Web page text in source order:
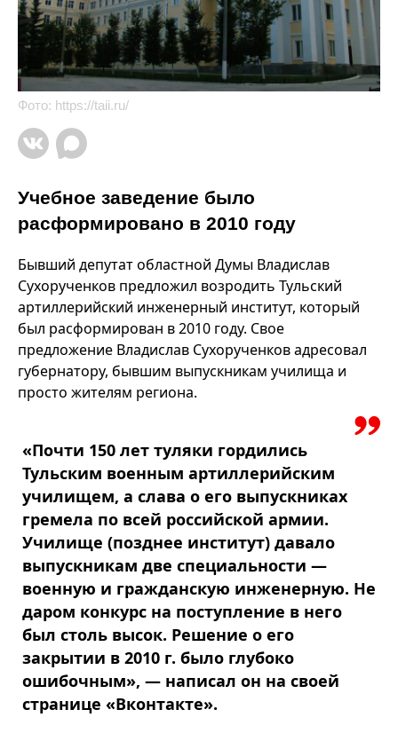
Фото: https://taii.ru/
Учебное заведение было
расформировано в 2010 году
Бывший депутат областной Думы Владислав
Сухорученков предложил возродить Тульский
артиллерийский инженерный институт, который
был расформирован в 2010 году. Свое
предложение Владислав Сухорученков адресовал
губернатору, бывшим выпускникам училища и
просто жителям региона.
«Почти 150 лет туляки гордились
Тульским военным артиллерийским
училищем, а слава о его выпускниках
гремела по всей российской армии.
Училище (позднее институт) давало
выпускникам две специальности —
военную и гражданскую инженерную. Не
даром конкурс на поступление в него
был столь высок. Решение о его
закрытии в 2010 г. было глубоко
ошибочным», — написал он на своей
странице «Вконтакте».